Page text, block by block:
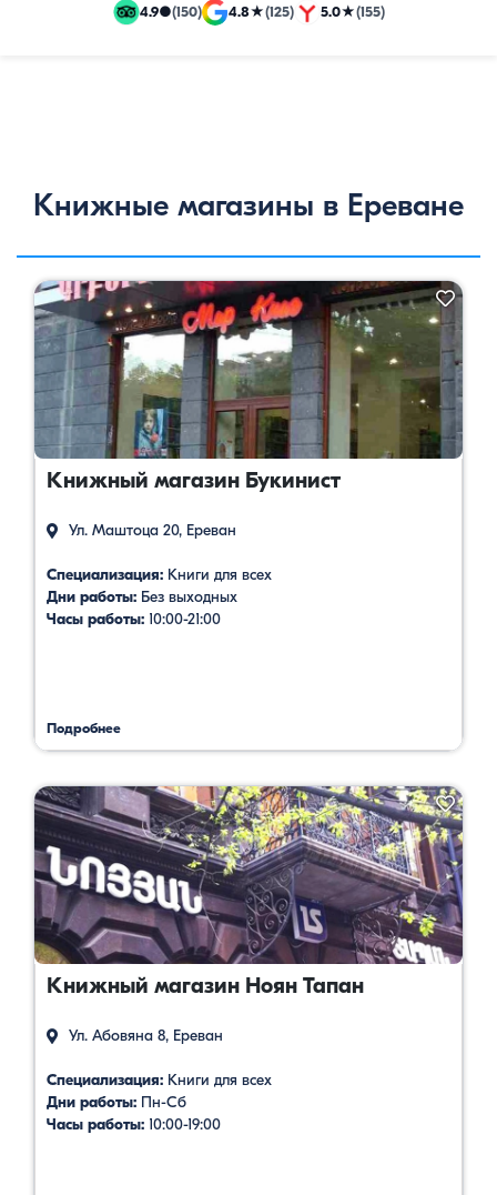
4.9●(150) 4.8★(125) 5.0★(155)
Книжные магазины в Ереване
Книжный магазин Букинист
Ул. Маштоца 20, Ереван
Специализация: Книги для всех
Дни работы: Без выходных
Часы работы: 10:00-21:00
Подробнее
Книжный магазин Ноян Тапан
Ул. Абовяна 8, Ереван
Специализация: Книги для всех
Дни работы: Пн-Сб
Часы работы: 10:00-19:00